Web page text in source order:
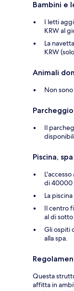
Bambini e
I letti
KRW al
La
KRW
Animali
Non
Parcheggio
Il
Piscina,
di 40000
La
Il centro
al di sotto
Gli ospiti
alla spa.
Questa
affitta in